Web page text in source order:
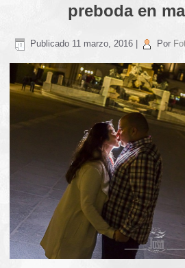
preboda en
Publicado 11 marzo, 2016 Por